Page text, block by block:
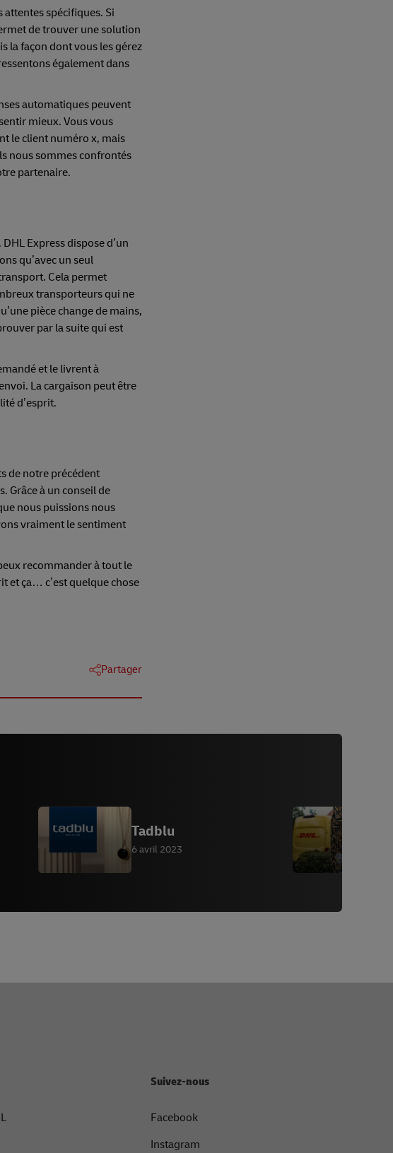
spécifiques. Si
de trouver une solution
la façon dont vous les gérez
également dans
automatiques peuvent
mieux. Vous vous
le client numéro x, mais
nous sommes confrontés
partenaire.
Express dispose d’un
qu’avec un seul
Cela permet
transporteurs qui ne
pièce change de mains,
par la suite qui est
et le livrent à
La cargaison peut être
d’esprit.
de notre précédent
Grâce à un conseil de
nous puissions nous
vraiment le sentiment
recommander à tout le
et ça… c’est quelque chose
Partager
Tadblu
6 avril 2023
Suivez-nous
Facebook
Instagram